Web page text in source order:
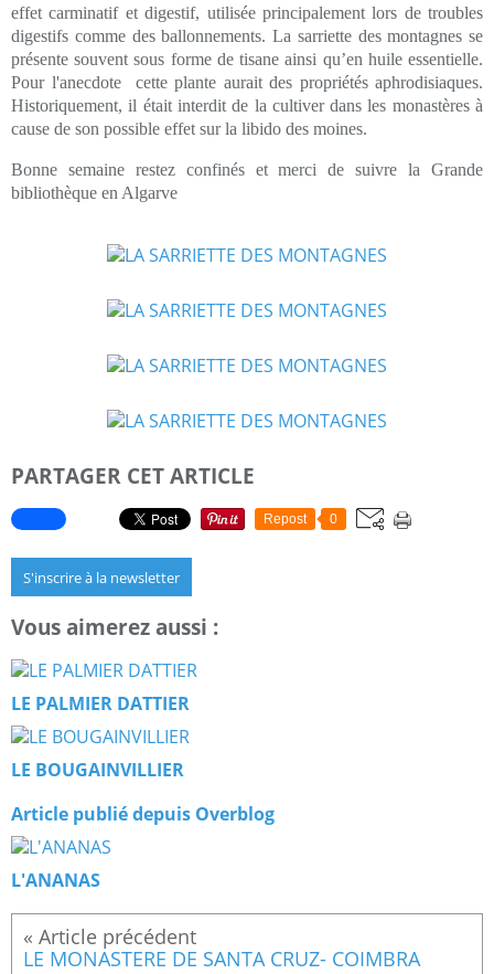
effet carminatif et digestif, utilisée principalement lors de troubles
digestifs comme des ballonnements. La sarriette des montagnes se
présente souvent sous forme de tisane ainsi qu’en huile essentielle.
Pour l'anecdote cette plante aurait des propriétés aphrodisiaques.
Historiquement, il était interdit de la cultiver dans les monastères à
cause de son possible effet sur la libido des moines.
Bonne semaine restez confinés et merci de suivre la Grande
bibliothèque en Algarve
PARTAGER CET ARTICLE
Repost 0
S'inscrire à la newsletter
Vous aimerez aussi :
LE PALMIER DATTIER
LE BOUGAINVILLIER
Article publié depuis Overblog
L'ANANAS
LE MONASTERE DE SANTA CRUZ- COIMBRA